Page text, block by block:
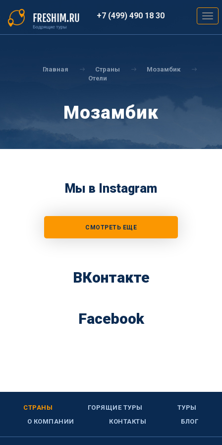
основному
содержанию
+7 (499) 490 18 30
Главная Страны
Мозамбик
Отели
Мозамбик
Мы в Instagram
СМОТРЕТЬ ЕЩЕ
ВКонтакте
Facebook
СТРАНЫ ГОРЯЩИЕ ТУРЫ
ТУРЫ
О КОМПАНИИ
КОНТАКТЫ БЛОГ